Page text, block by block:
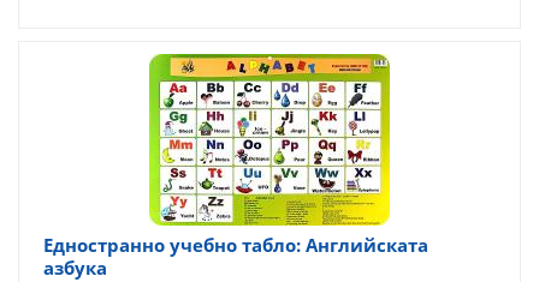
Едностранно учебно табло: Английската
азбука